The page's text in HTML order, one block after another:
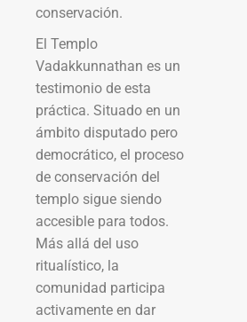
conservación.
El Templo
Vadakkunnathan es un
testimonio de esta
práctica. Situado en un
ámbito disputado pero
democrático, el proceso
de conservación del
templo sigue siendo
accesible para todos.
Más allá del uso
ritualístico, la
comunidad participa
activamente en dar